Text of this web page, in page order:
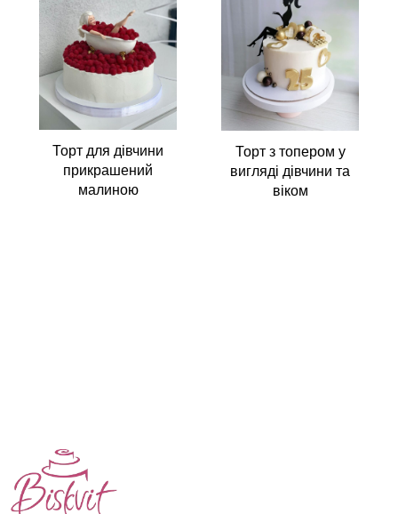
Торт для дівчини
прикрашений
малиною
Торт з топером у
вигляді дівчини та
віком